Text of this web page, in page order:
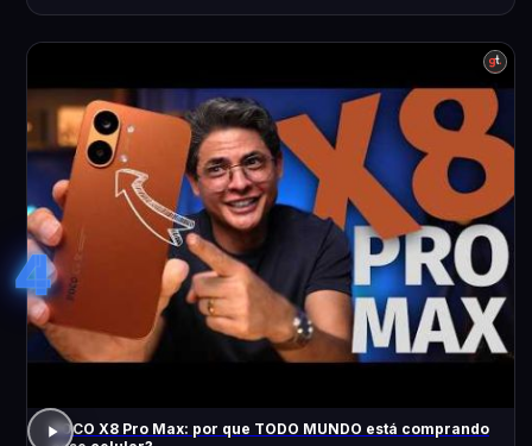
4
POCO X8 Pro Max: por que TODO MUNDO está comprando